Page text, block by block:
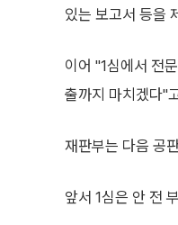
있는 보고서 등을
이어 "1심에서 전
출까지 마치겠다"
재판부는 다음 공
앞서 1심은 안 전